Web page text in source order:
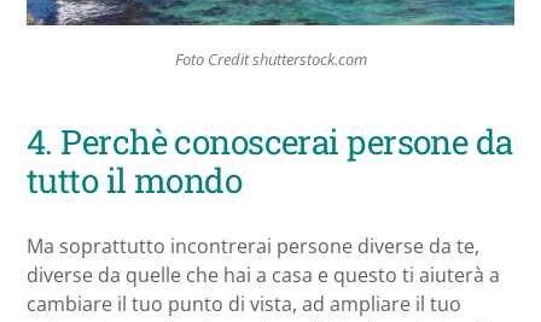
Foto Credit shutterstock.com
4. Perchè conoscerai persone da
tutto il mondo
Ma soprattutto incontrerai persone diverse da te,
diverse da quelle che hai a casa e questo ti aiuterà a
cambiare il tuo punto di vista, ad ampliare il tuo